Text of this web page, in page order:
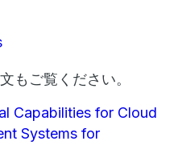
もご覧ください。
Capabilities for Cloud
Systems for